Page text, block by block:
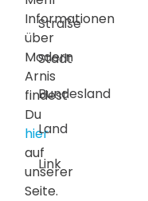
Informationen
über
Modern
Arnis
findest
Du
hier
auf
unserer
Seite.
Straße
Stadt
Bundesland
Land
Link